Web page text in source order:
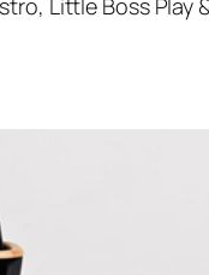
Little Boss Play